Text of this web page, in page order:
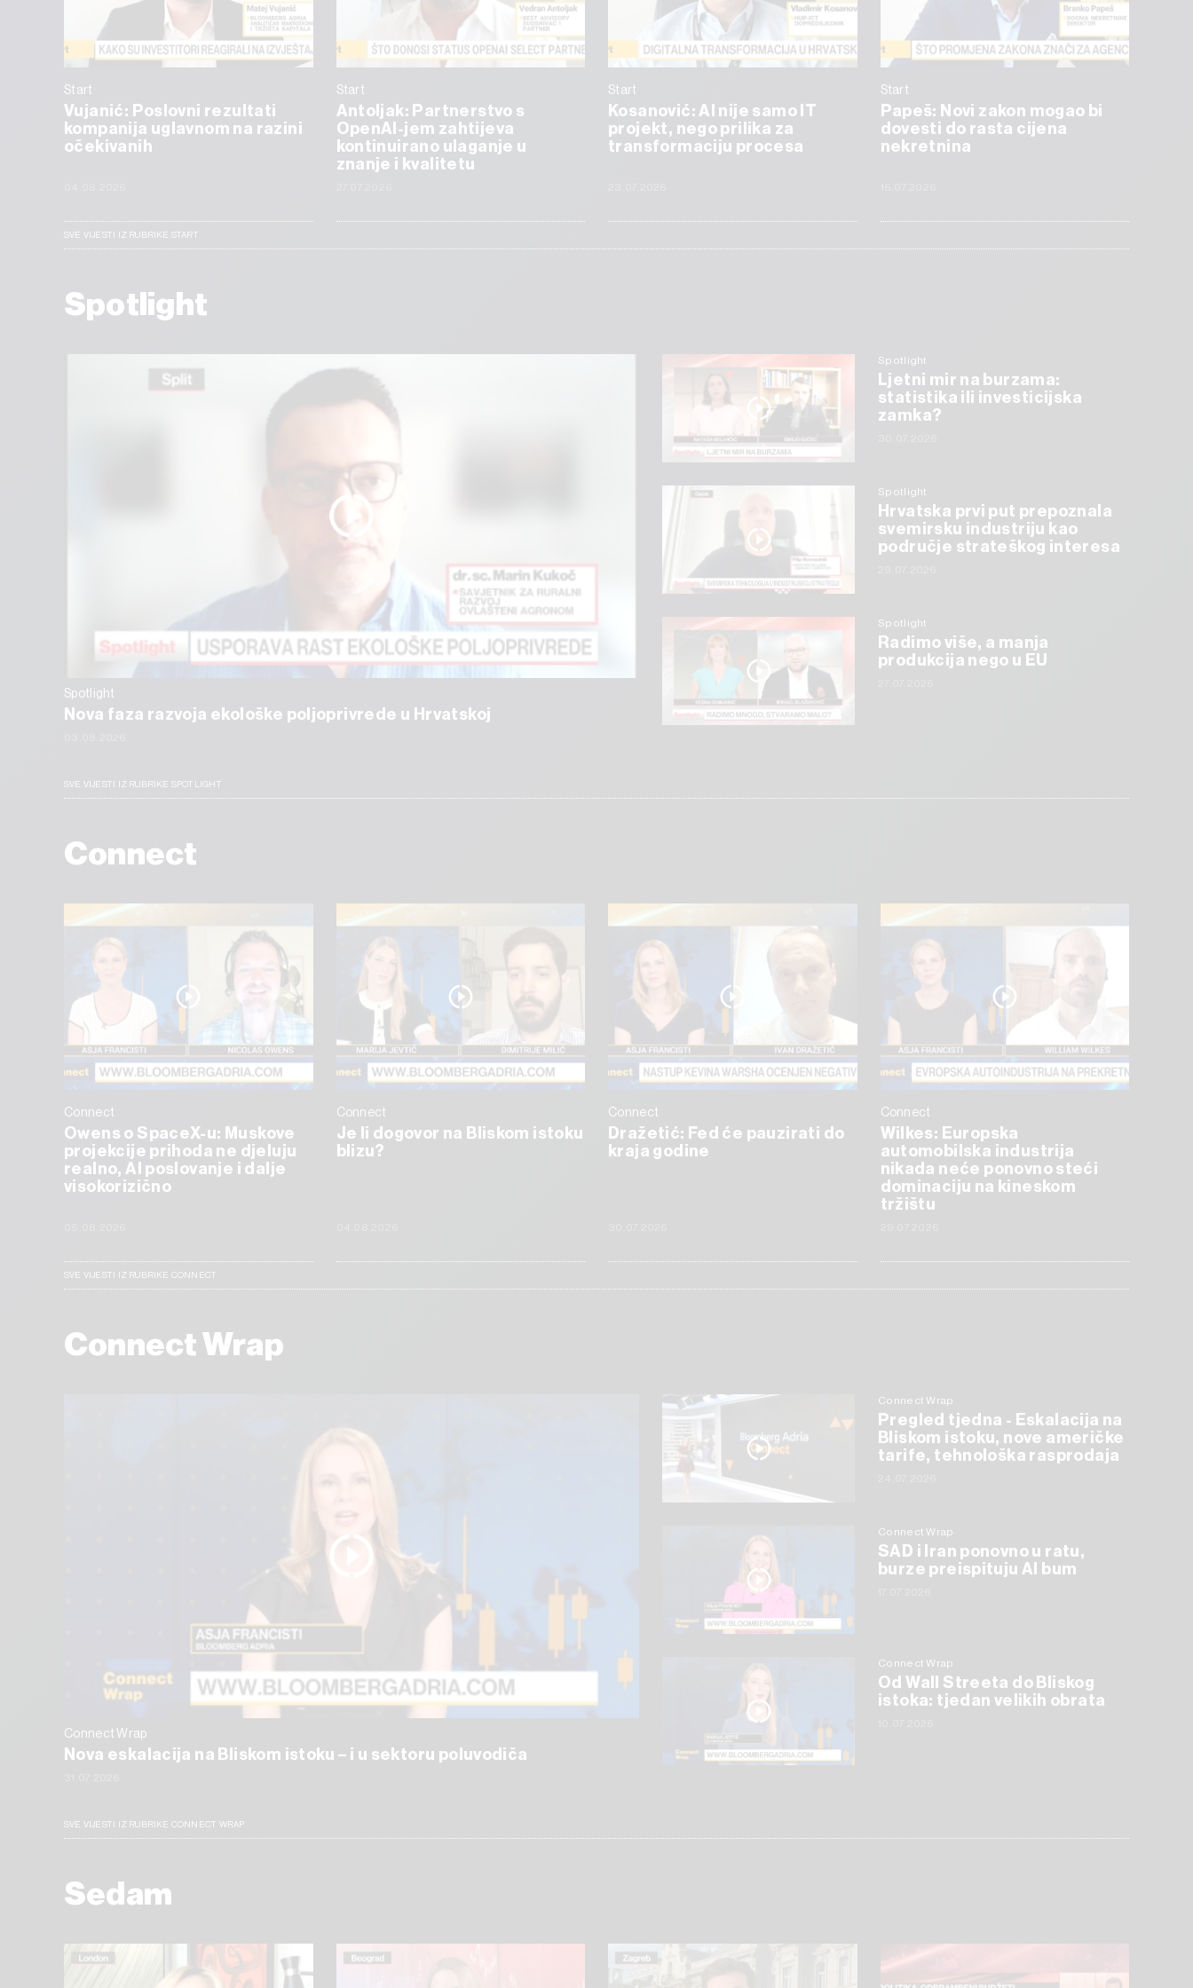
Start
Vujanić: Poslovni rezultati
kompanija uglavnom na razini
očekivanih
Start
Antoljak: Partnerstvo s
OpenAI-jem zahtijeva
kontinuirano ulaganje u
znanje i kvalitetu
Start
Kosanović: AI nije samo IT
projekt, nego prilika za
transformaciju procesa
Start
Papeš: Novi zakon mogao bi
dovesti do rasta cijena
nekretnina
SVE VIJESTI IZ RUBRIKE START
Spotlight
Spotlight
Nova faza razvoja ekološke poljoprivrede u Hrvatskoj
Spotlight
Ljetni mir na burzama:
statistika ili investicijska
zamka?
Spotlight
Hrvatska prvi put prepoznala
svemirsku industriju kao
područje strateškog interesa
Spotlight
Radimo više, a manja
produkcija nego u EU
SVE VIJESTI IZ RUBRIKE SPOTLIGHT
Connect
Connect
Owens o SpaceX-u: Muskove
projekcije prihoda ne djeluju
realno, AI poslovanje i dalje
visokorizično
Connect
Je li dogovor na Bliskom istoku
blizu?
Connect
Dražetić: Fed će pauzirati do
kraja godine
Connect
Wilkes: Europska
automobilska industrija
nikada neće ponovno steći
dominaciju na kineskom
tržištu
SVE VIJESTI IZ RUBRIKE CONNECT
Connect Wrap
Connect Wrap
Nova eskalacija na Bliskom istoku – i u sektoru poluvodiča
Connect Wrap
Pregled tjedna - Eskalacija na
Bliskom istoku, nove američke
tarife, tehnološka rasprodaja
Connect Wrap
SAD i Iran ponovno u ratu,
burze preispituju AI bum
Connect Wrap
Od Wall Streeta do Bliskog
istoka: tjedan velikih obrata
SVE VIJESTI IZ RUBRIKE CONNECT WRAP
Sedam